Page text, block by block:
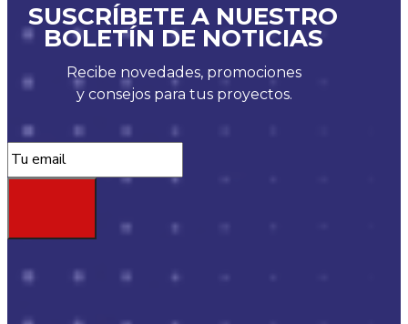
SUSCRÍBETE A NUESTRO
BOLETÍN DE NOTICIAS
Recibe novedades, promociones
y consejos para tus proyectos.